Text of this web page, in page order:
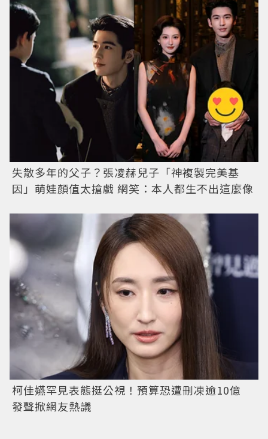
失散多年的父子？張凌赫兒子「神複製完美基
因」萌娃顏值太搶戲 網笑：本人都生不出這麼像
柯佳嬿罕見表態挺公視！預算恐遭刪凍逾10億
發聲掀網友熱議